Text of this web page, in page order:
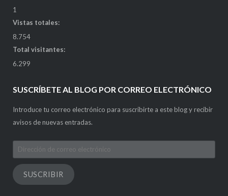
1
Vistas totales:
8.754
Total visitantes:
6.299
SUSCRÍBETE AL BLOG POR CORREO ELECTRÓNICO
Introduce tu correo electrónico para suscribirte a este blog y recibir
avisos de nuevas entradas.
Dirección
de
correo
electrónico
SUSCRIBIR